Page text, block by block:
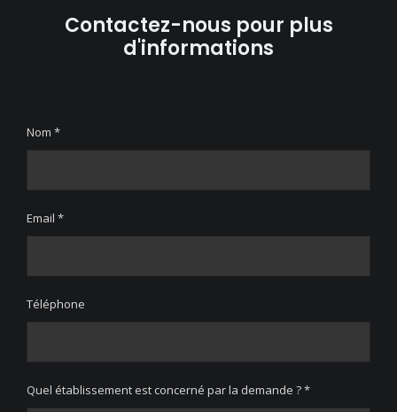
Contactez-nous pour plus
d'informations
Nom *
Email *
Téléphone
Quel établissement est concerné par la demande ? *